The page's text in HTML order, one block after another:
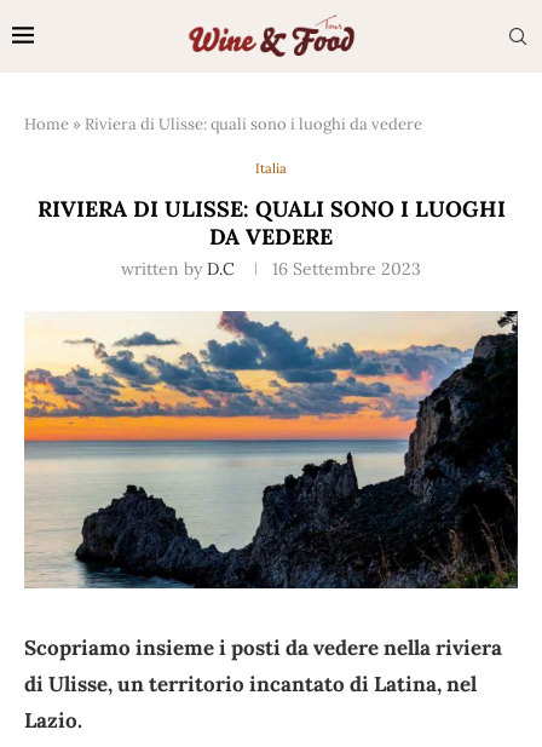
Home » Riviera di Ulisse: quali sono i luoghi da vedere
Italia
RIVIERA DI ULISSE: QUALI SONO I LUOGHI
DA VEDERE
written by D.C 16 Settembre 2023
Scopriamo insieme i posti da vedere nella riviera
di Ulisse, un territorio incantato di Latina, nel
Lazio.